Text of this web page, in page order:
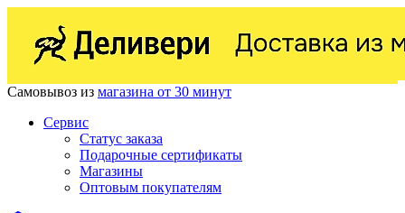
Самовывоз из магазина от 30 минут
Сервис
Статус заказа
Подарочные сертификаты
Магазины
Оптовым покупателям